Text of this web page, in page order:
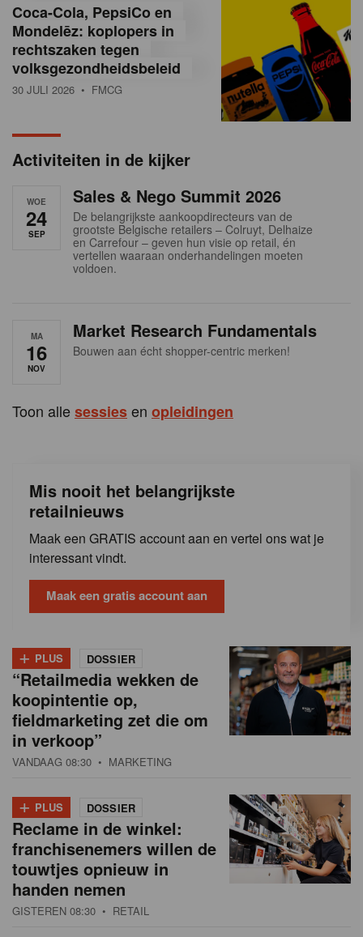
e
a
n
Coca-Cola, PepsiCo en
Mondelēz: koplopers in
rechtszaken tegen
volksgezondheidsbeleid
30 JULI 2026 • FMCG
Activiteiten in de kijker
WOE
24
SEP
Sales & Nego Summit 2026
De belangrijkste aankoopdirecteurs van de
grootste Belgische retailers – Colruyt, Delhaize
en Carrefour – geven hun visie op retail, én
vertellen waaraan onderhandelingen moeten
voldoen.
MA
16
NOV
Market Research Fundamentals
Bouwen aan écht shopper-centric merken!
Toon allesessiesen opleidingen
Mis nooit het belangrijkste
retailnieuws
Maak een GRATIS account aan en vertel ons wat je
interessant vindt.
Maak een gratis account aan
+ PLUS DOSSIER
“Retailmedia wekken de
koopintentie op,
fieldmarketing zet die om
in verkoop”
VANDAAG 08:30 • MARKETING
+ PLUS DOSSIER
Reclame in de winkel:
franchisenemers willen de
touwtjes opnieuw in
handen nemen
GISTEREN 08:30 • RETAIL